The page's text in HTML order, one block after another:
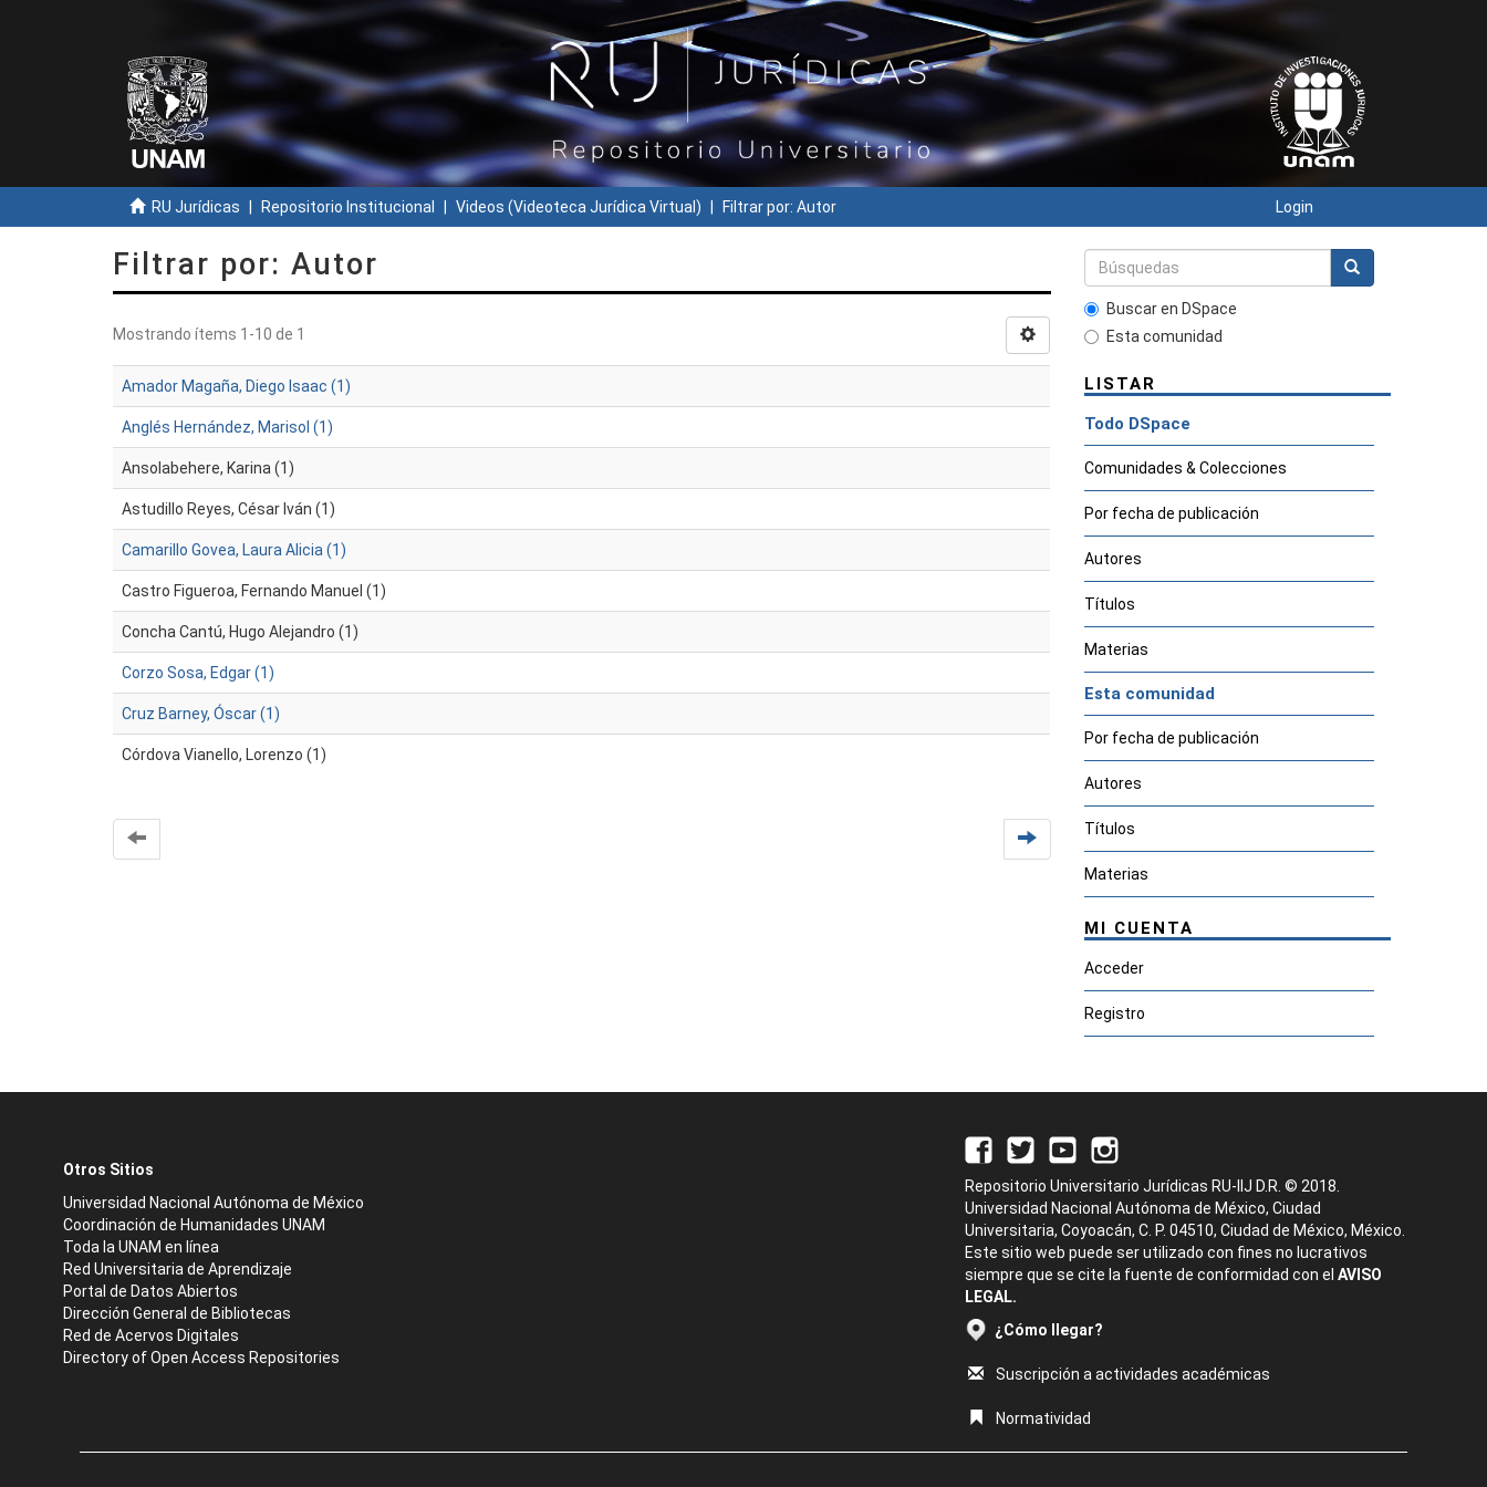
RU Jurídicas Repositorio Institucional Videos (Videoteca Jurídica Virtual) Filtrar por: Autor Login
Filtrar por: Autor
Mostrando ítems 1-10 de 1
Amador Magaña, Diego Isaac (1)
Anglés Hernández, Marisol (1)
Ansolabehere, Karina (1)
Astudillo Reyes, César Iván (1)
Camarillo Govea, Laura Alicia (1)
Castro Figueroa, Fernando Manuel (1)
Concha Cantú, Hugo Alejandro (1)
Corzo Sosa, Edgar (1)
Cruz Barney, Óscar (1)
Córdova Vianello, Lorenzo (1)
Buscar en DSpace
Esta comunidad
LISTAR
Todo DSpace
Comunidades & Colecciones
Por fecha de publicación
Autores
Títulos
Materias
Esta comunidad
Por fecha de publicación
Autores
Títulos
Materias
MI CUENTA
Acceder
Registro
Otros Sitios
Universidad Nacional Autónoma de México
Coordinación de Humanidades UNAM
Toda la UNAM en línea
Red Universitaria de Aprendizaje
Portal de Datos Abiertos
Dirección General de Bibliotecas
Red de Acervos Digitales
Directory of Open Access Repositories
Repositorio Universitario Jurídicas RU-IIJ D.R. © 2018.
Universidad Nacional Autónoma de México, Ciudad
Universitaria, Coyoacán, C. P. 04510, Ciudad de México, México.
Este sitio web puede ser utilizado con fines no lucrativos
siempre que se cite la fuente de conformidad con el AVISO
LEGAL.
¿Cómo llegar?
Suscripción a actividades académicas
Normatividad